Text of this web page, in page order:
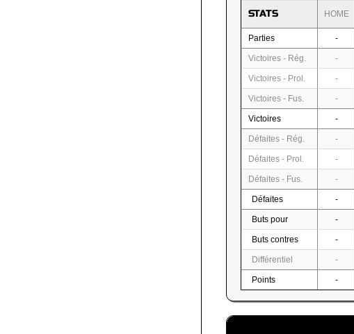
STATS HOME
Parties -
Victoires - Rég. -
Victoires - Prol. -
Victoires - Fus. -
Victoires -
Défaites - Rég. -
Défaites - Prol. -
Défaites - Fus. -
Défaites -
Buts pour -
Buts contres -
Différentiel -
Points -